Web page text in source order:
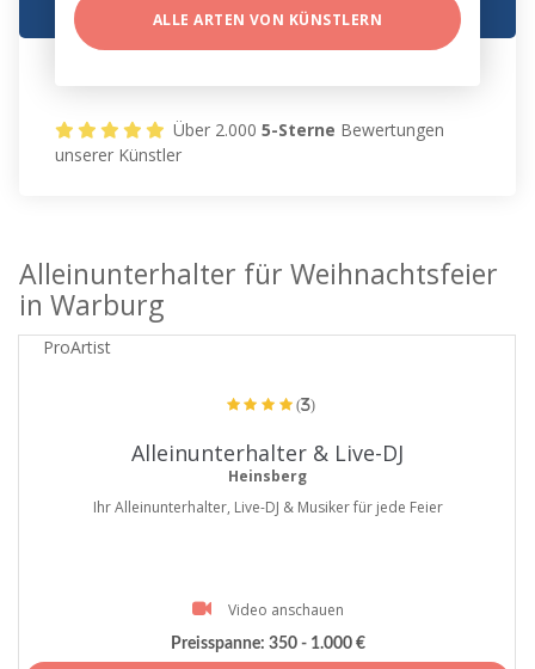
ALLE ARTEN VON KÜNSTLERN
Über 2.0005-Sterne Bewertungen
unserer Künstler
Alleinunterhalter für Weihnachtsfeier
in Warburg
ProArtist
(3)
Alleinunterhalter & Live-DJ
Heinsberg
Ihr Alleinunterhalter, Live-DJ & Musiker für jede Feier
Video anschauen
Preisspanne: 350 - 1.000 €